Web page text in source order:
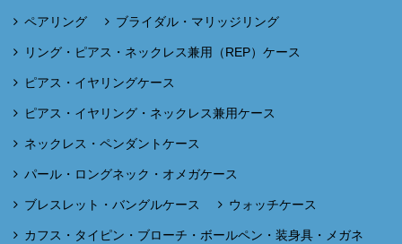
ペアリング ブライダル・マリッジリング
リング・ピアス・ネックレス兼用（REP）ケース
ピアス・イヤリングケース
ピアス・イヤリング・ネックレス兼用ケース
ネックレス・ペンダントケース
パール・ロングネック・オメガケース
ブレスレット・バングルケース ウォッチケース
カフス・タイピン・ブローチ・ボールペン・装身具・メガネ